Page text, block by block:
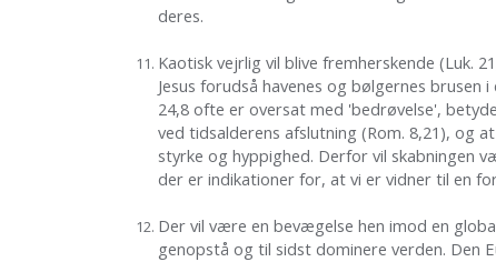
deres.
Kaotisk vejrlig vil blive fremherskende (Luk.
Jesus forudså havenes og bølgernes
24,8 ofte er oversat med 'bedrøvelse',
ved tidsalderens afslutning (Rom. 8,21), og
styrke og hyppighed. Derfor vil skabningen
der er indikationer for, at vi er vidner til en
Der vil være en bevægelse hen imod en
genopstå og til sidst dominere verden. Den